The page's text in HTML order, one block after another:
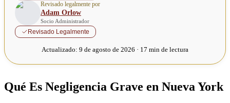
Revisado legalmente por
Adam Orlow
Socio Administrador
Revisado Legalmente
Actualizado: 9 de agosto de 2026 · 17 min de lectura
Qué Es Negligencia Grave en Nueva York